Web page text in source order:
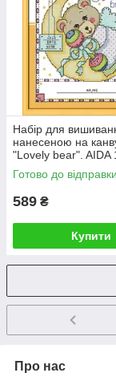
Набір для
нанесеною на
"Lovely bear". AIDA
printed, 25*30 см
Готово до відправки
589 ₴
Купити
Про нас